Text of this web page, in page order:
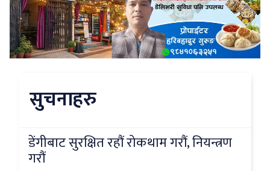
सुचनाहरु
डेंगीबाट सुरक्षित रहौं रोकथाम गरौं, नियन्त्रण
गरौं